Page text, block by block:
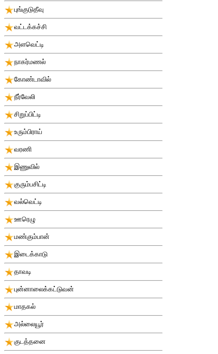
புங்குடுதீவு
வட்டக்கச்சி
அளவெட்டி
நாகர்மணல்
கோண்டாவில்
நீர்வேலி
சிறுப்பிட்டி
உரும்பிராய்
வரணி
இணுவில்
குரும்பசிட்டி
வல்வெட்டி
ஊரெழு
மண்கும்பான்
இடைக்காடு
தாவடி
புன்னாலைக்கட்டுவன்
மாதகல்
அல்லையூர்
குடத்தனை